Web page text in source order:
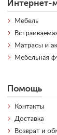
Интернет-
Мебель
Матрасы и
Мебельная
Помощь
Контакты
Доставка
Возврат и